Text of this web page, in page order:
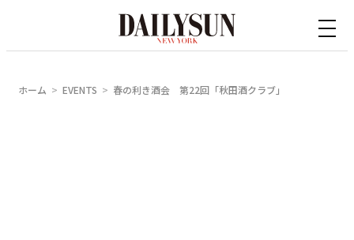
ホーム EVENTS 春の利き酒会 第22回「秋田酒クラブ」